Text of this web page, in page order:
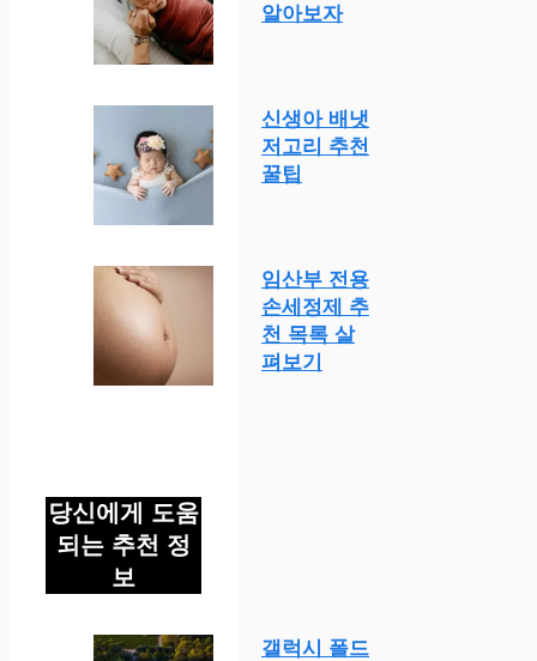
알아보자
신생아 배냇
저고리 추천
꿀팁
임산부 전용
손세정제 추
천 목록 살
펴보기
당신에게 도움
되는 추천 정
보
갤럭시 폴드